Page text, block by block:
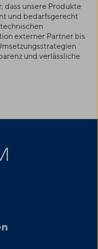
dass unsere Produkte
und bedarfsgerecht
externer Partner bis
und verlässliche